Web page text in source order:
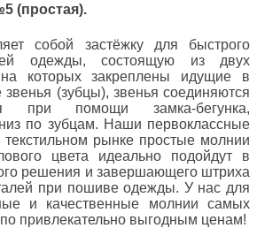
(простая).
собой застёжку для быстрого
одежды, состоящую из двух
на которых закреплены идущие в
(зубцы), звенья соединяются
при помощи замка-бегунка,
по зубцам. Наши первоклассные
рынке простые молнии
цвета идеально подойдут в
решения и завершающего штриха
при пошиве одежды. У нас для
и качественные молнии самых
привлекательно выгодным ценам!